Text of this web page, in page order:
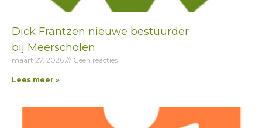
Dick Frantzen nieuwe bestuurder
bij Meerscholen
maart 27, 2026 Geen reacties
Lees meer »